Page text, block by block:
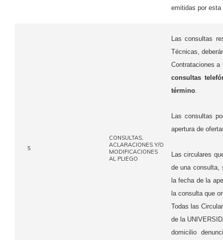
emitidas por esta
5
CONSULTAS,
ACLARACIONES Y/O
MODIFICACIONES
AL PLIEGO
Las consultas
Técnicas,
Contrataciones a
consultas
término.
Las consultas
apertura de
Las circulares
de una consulta,
la fecha de la
la consulta que
Todas las
de la
domicilio